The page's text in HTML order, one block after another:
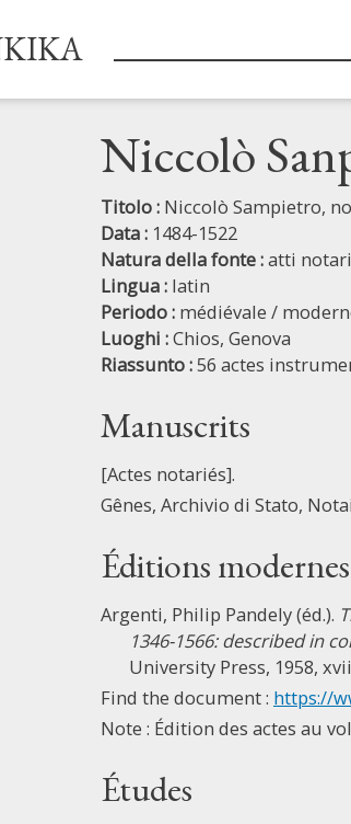
Niccolò
Titolo : Niccolò Sampietro,
Data : 1484-1522
Natura della fonte :atti
Lingua : latin
Periodo : médiévale /
Luoghi :Chios, Genova
Riassunto :56 actes
Manuscrits
[Actes notariés].
Gênes, Archivio di Stato,
Éditions modernes
Argenti, Philip Pandely (éd.).
1346-1566: described in
University Press, 1958,
Find the document : https://
Note : Édition des actes au
Études